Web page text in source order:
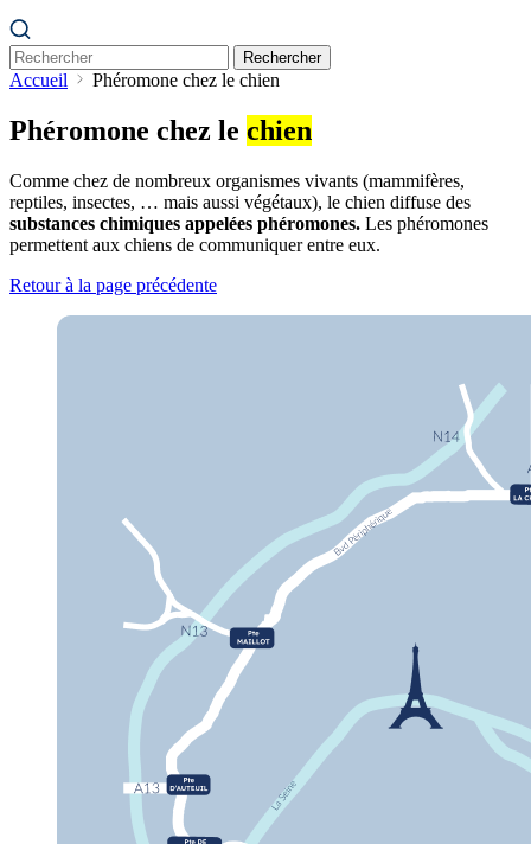
Rechercher
Accueil Phéromone chez le chien
Phéromone chez le chien
Comme chez de nombreux organismes vivants (mammifères,
reptiles, insectes, … mais aussi végétaux), le chien diffuse des
substances chimiques appelées phéromones. Les phéromones
permettent aux chiens de communiquer entre eux.
Retour à la page précédente